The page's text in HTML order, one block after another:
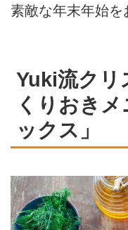
素敵な年末年始を
Yuki流クリ
くりおき
ックス」